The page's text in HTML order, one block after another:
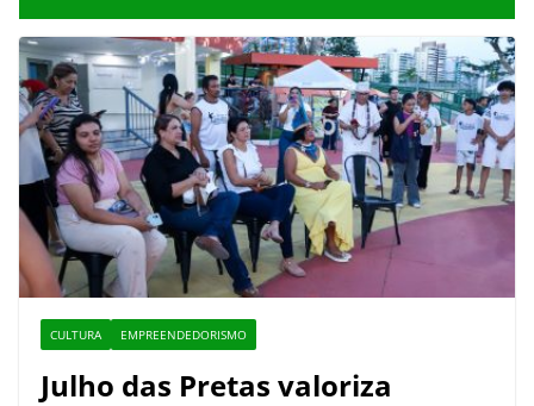
CULTURA EMPREENDEDORISMO
Julho das Pretas valoriza